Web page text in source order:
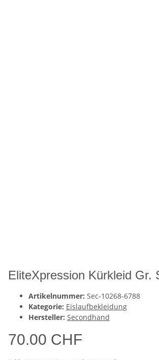
EliteXpression Kürkleid Gr.
Artikelnummer: Sec-10268-6788
Kategorie: Eislaufbekleidung
Hersteller: Secondhand
70.00 CHF